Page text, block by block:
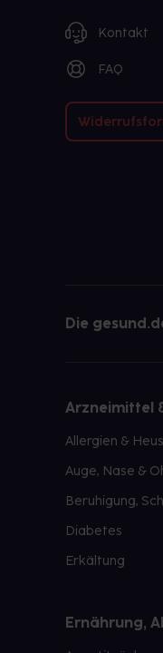
Kontakt
FAQ
Die
Arzneimittel
Allergien &
Auge, Nase &
Beruhigung,
Diabetes
Erkältung
Ernährung,